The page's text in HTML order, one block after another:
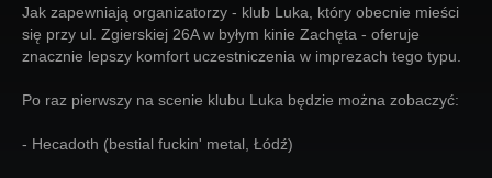
Więcej
Jak zapewniają organizatorzy - klub Luka, który obecnie mieści
się przy ul. Zgierskiej 26A w byłym kinie Zachęta - oferuje
znacznie lepszy komfort uczestniczenia w imprezach tego typu.
Po raz pierwszy na scenie klubu Luka będzie można zobaczyć:
- Hecadoth (bestial fuckin' metal, Łódź)